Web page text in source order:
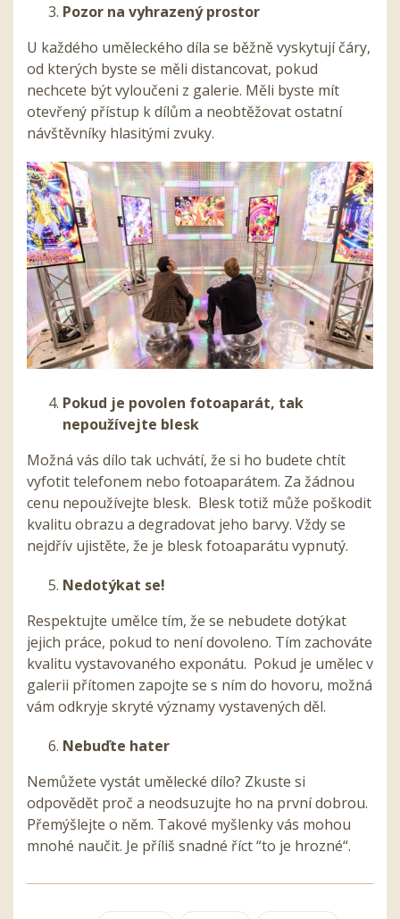
Pozor na vyhrazený prostor
U každého uměleckého díla se běžně vyskytují čáry,
od kterých byste se měli distancovat, pokud
nechcete být vyloučeni z galerie. Měli byste mít
otevřený přístup k dílům a neobtěžovat ostatní
návštěvníky hlasitými zvuky.
Pokud je povolen fotoaparát, tak
nepoužívejte blesk
Možná vás dílo tak uchvátí, že si ho budete chtít
vyfotit telefonem nebo fotoaparátem. Za žádnou
cenu nepoužívejte blesk. Blesk totiž může poškodit
kvalitu obrazu a degradovat jeho barvy. Vždy se
nejdřív ujistěte, že je blesk fotoaparátu vypnutý.
Nedotýkat se!
Respektujte umělce tím, že se nebudete dotýkat
jejich práce, pokud to není dovoleno. Tím zachováte
kvalitu vystavovaného exponátu. Pokud je umělec v
galerii přítomen zapojte se s ním do hovoru, možná
vám odkryje skryté významy vystavených děl.
Nebuďte hater
Nemůžete vystát umělecké dílo? Zkuste si
odpovědět proč a neodsuzujte ho na první dobrou.
Přemýšlejte o něm. Takové myšlenky vás mohou
mnohé naučit. Je příliš snadné říct “to je hrozné“.